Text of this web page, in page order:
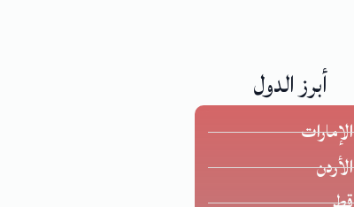
أبرز الدول
الإمارات
الأردن